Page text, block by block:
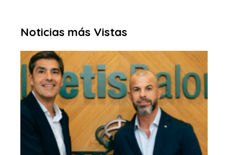
Noticias más Vistas